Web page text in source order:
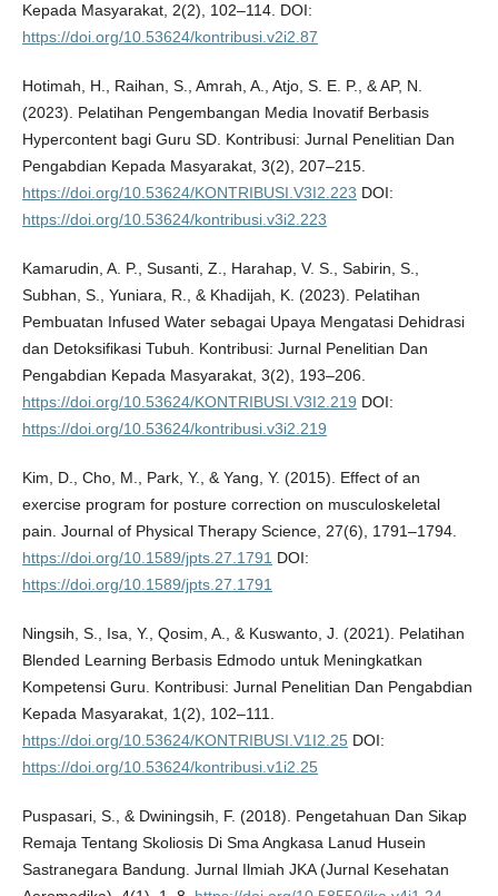
Kepada Masyarakat, 2(2), 102–114. DOI:
https://doi.org/10.53624/kontribusi.v2i2.87
Hotimah, H., Raihan, S., Amrah, A., Atjo, S. E. P., & AP, N.
(2023). Pelatihan Pengembangan Media Inovatif Berbasis
Hypercontent bagi Guru SD. Kontribusi: Jurnal Penelitian Dan
Pengabdian Kepada Masyarakat, 3(2), 207–215.
https://doi.org/10.53624/KONTRIBUSI.V3I2.223 DOI:
https://doi.org/10.53624/kontribusi.v3i2.223
Kamarudin, A. P., Susanti, Z., Harahap, V. S., Sabirin, S.,
Subhan, S., Yuniara, R., & Khadijah, K. (2023). Pelatihan
Pembuatan Infused Water sebagai Upaya Mengatasi Dehidrasi
dan Detoksifikasi Tubuh. Kontribusi: Jurnal Penelitian Dan
Pengabdian Kepada Masyarakat, 3(2), 193–206.
https://doi.org/10.53624/KONTRIBUSI.V3I2.219 DOI:
https://doi.org/10.53624/kontribusi.v3i2.219
Kim, D., Cho, M., Park, Y., & Yang, Y. (2015). Effect of an
exercise program for posture correction on musculoskeletal
pain. Journal of Physical Therapy Science, 27(6), 1791–1794.
https://doi.org/10.1589/jpts.27.1791 DOI:
https://doi.org/10.1589/jpts.27.1791
Ningsih, S., Isa, Y., Qosim, A., & Kuswanto, J. (2021). Pelatihan
Blended Learning Berbasis Edmodo untuk Meningkatkan
Kompetensi Guru. Kontribusi: Jurnal Penelitian Dan Pengabdian
Kepada Masyarakat, 1(2), 102–111.
https://doi.org/10.53624/KONTRIBUSI.V1I2.25DOI:
https://doi.org/10.53624/kontribusi.v1i2.25
Puspasari, S., & Dwiningsih, F. (2018). Pengetahuan Dan Sikap
Remaja Tentang Skoliosis Di Sma Angkasa Lanud Husein
Sastranegara Bandung. Jurnal Ilmiah JKA (Jurnal Kesehatan